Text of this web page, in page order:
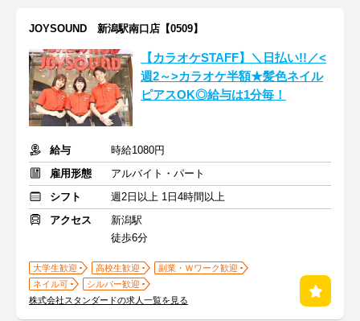
JOYSOUND 新潟駅南口店【0509】
【カラオケSTAFF】＼日払い!!／<
週2～>カラオケ半額★髪色ネイル
ピアスOK◎給与は1分毎！
給与
時給1080円
雇用形態
アルバイト・パート
シフト
週2日以上 1日4時間以上
アクセス
新潟駅
徒歩6分
大学生歓迎 高校生歓迎
副業・Ｗワーク歓迎
ネイル可
シルバー歓迎
株式会社スタンダードの求人一覧を見る